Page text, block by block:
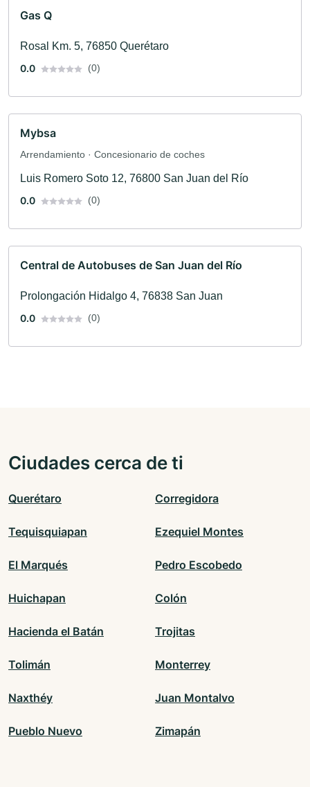
Gas Q
Rosal Km. 5, 76850 Querétaro
0.0
(0)
Mybsa
Arrendamiento · Concesionario de coches
Luis Romero Soto 12, 76800 San Juan del Río
0.0
(0)
Central de Autobuses de San Juan del Río
Prolongación Hidalgo 4, 76838 San Juan
0.0
(0)
Ciudades cerca de ti
Querétaro Corregidora
Tequisquiapan Ezequiel Montes
El Marqués Pedro Escobedo
Huichapan Colón
Hacienda el Batán Trojitas
Tolimán Monterrey
Naxthéy Juan Montalvo
Pueblo Nuevo Zimapán